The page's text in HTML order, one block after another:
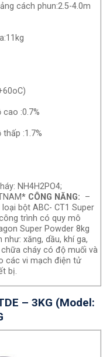
cách phun:2.5-4.0m
:0.7%
:1.7%
NH4H2PO4;
* CÔNG NĂNG: –
bột ABC- CT1 Super
trình có quy mô
Super Powder 8kg
xăng, dầu, khí ga,
cháy có độ muối và
các vi mạch điện tử
bị.
– 3KG (Model: